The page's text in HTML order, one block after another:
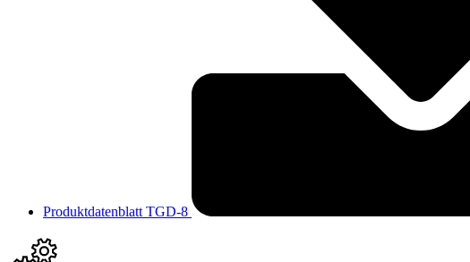
Produktdatenblatt TGD-8